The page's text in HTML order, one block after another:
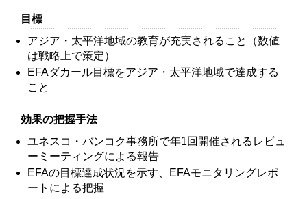
目標
アジア・太平洋地域の教育が充実されること（数値
は戦略上で策定）
EFAダカール目標をアジア・太平洋地域で達成する
こと
効果の把握手法
ユネスコ・バンコク事務所で年1回開催されるレビュ
ーミーティングによる報告
EFAの目標達成状況を示す、EFAモニタリングレポ
ートによる把握